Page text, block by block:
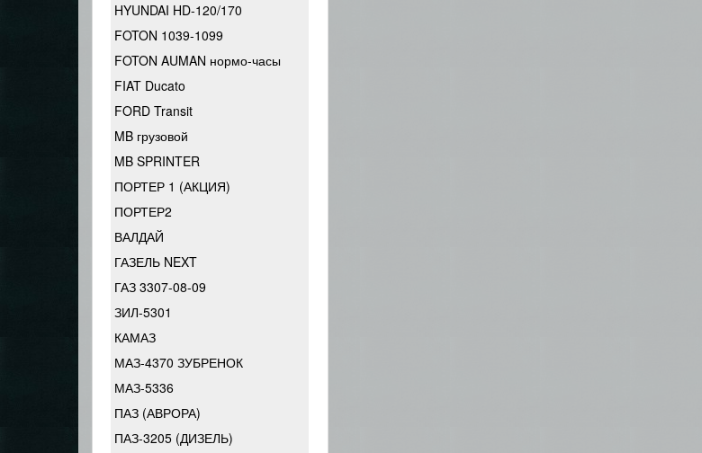
HYUNDAI HD-120/170
FOTON 1039-1099
FOTON AUMAN нормо-часы
FIAT Ducato
FORD Transit
MB грузовой
MB SPRINTER
ПОРТЕР 1 (АКЦИЯ)
ПОРТЕР2
ВАЛДАЙ
ГАЗЕЛЬ NEXT
ГАЗ 3307-08-09
ЗИЛ-5301
КАМАЗ
МАЗ-4370 ЗУБРЕНОК
МАЗ-5336
ПАЗ (АВРОРА)
ПАЗ-3205 (ДИЗЕЛЬ)